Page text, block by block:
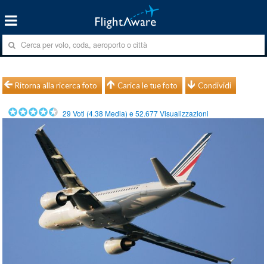
Ritorna alla ricerca foto Carica le tue foto Condividi
29 Voti (4.38 Media) e52.677Visualizzazioni